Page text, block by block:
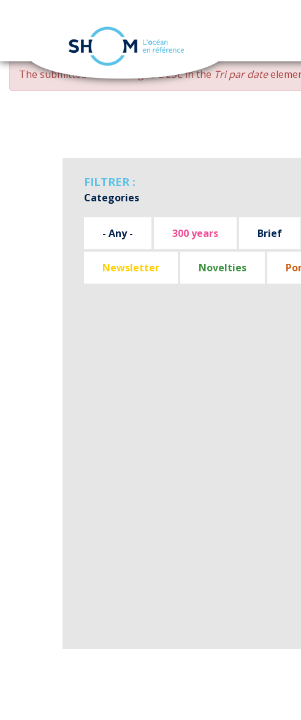
Skip
main
ERROR
MESSAGE
The submitted value changed DESCin theTri par date
FILTRER :
Categories
- Any - 300 years Brief
Newsletter Novelties